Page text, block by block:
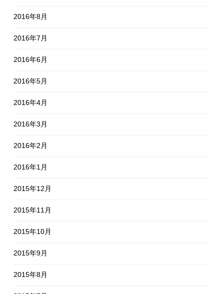
2016年8月
2016年7月
2016年6月
2016年5月
2016年4月
2016年3月
2016年2月
2016年1月
2015年12月
2015年11月
2015年10月
2015年9月
2015年8月